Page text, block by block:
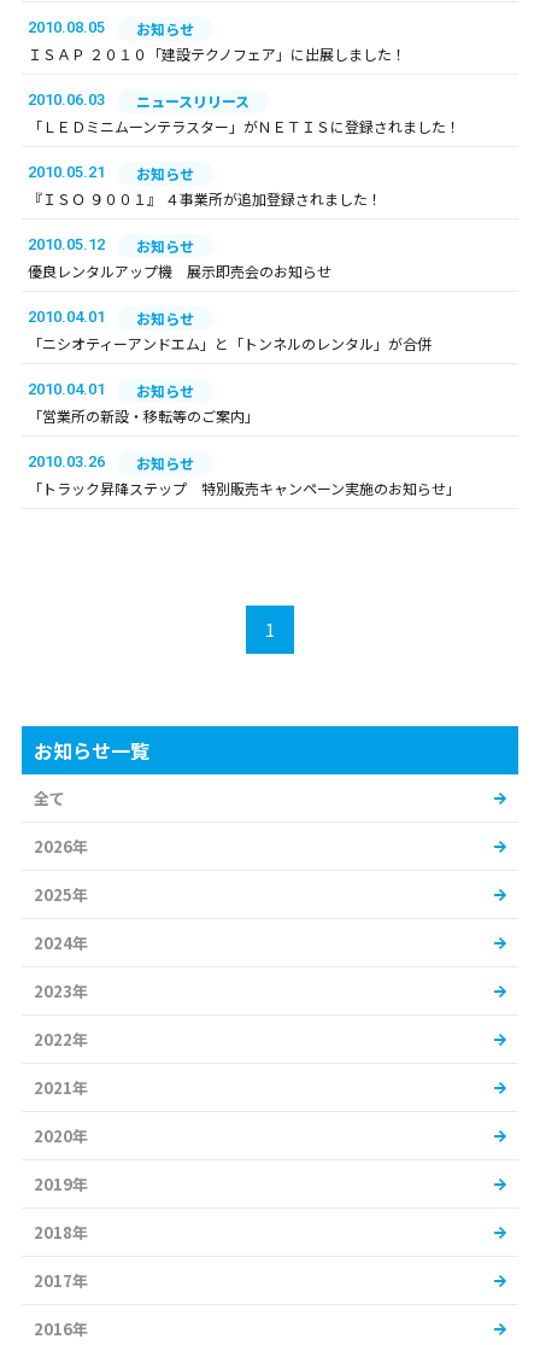
2010.08.05
お知らせ
ＩＳＡＰ ２０１０「建設テクノフェア」に出展しました！
2010.06.03
ニュースリリース
「ＬＥＤミニムーンテラスター」がＮＥＴＩＳに登録されました！
2010.05.21
お知らせ
『ＩＳＯ ９００１』 ４事業所が追加登録されました！
2010.05.12
お知らせ
優良レンタルアップ機 展示即売会のお知らせ
2010.04.01
お知らせ
「ニシオティーアンドエム」と「トンネルのレンタル」が合併
2010.04.01
お知らせ
「営業所の新設・移転等のご案内」
2010.03.26
お知らせ
「トラック昇降ステップ 特別販売キャンペーン実施のお知らせ」
1
お知らせ一覧
全て
2026年
2025年
2024年
2023年
2022年
2021年
2020年
2019年
2018年
2017年
2016年